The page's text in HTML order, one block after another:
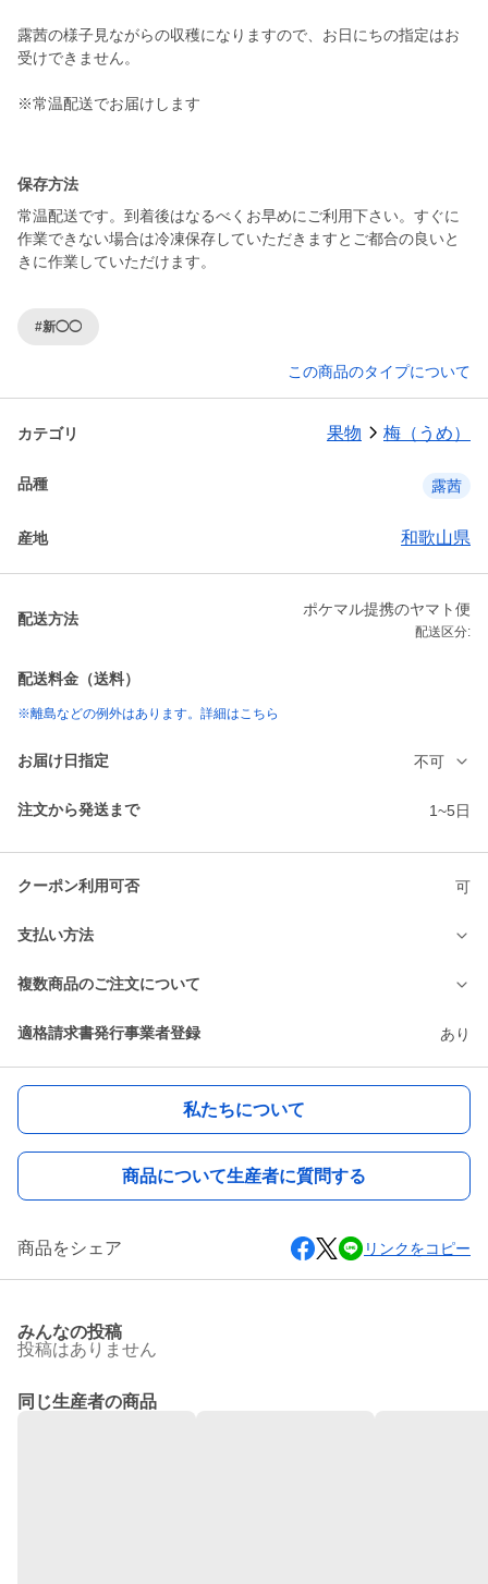
露茜の様子見ながらの収穫になりますので、お日にちの指定はお
受けできません。
※常温配送でお届けします
保存方法
常温配送です。到着後はなるべくお早めにご利用下さい。すぐに
作業できない場合は冷凍保存していただきますとご都合の良いと
きに作業していただけます。
#新◯◯
この商品のタイプについて
カテゴリ 果物 梅（うめ）
品種 露茜
産地 和歌山県
配送方法
ポケマル提携のヤマト便
配送区分:
配送料金（送料）
※離島などの例外はあります。詳細はこちら
お届け日指定 不可
注文から発送まで 1~5日
クーポン利用可否 可
支払い方法
複数商品のご注文について
適格請求書発行事業者登録 あり
私たちについて
商品について生産者に質問する
商品をシェア リンクをコピー
みんなの投稿
投稿はありません
同じ生産者の商品